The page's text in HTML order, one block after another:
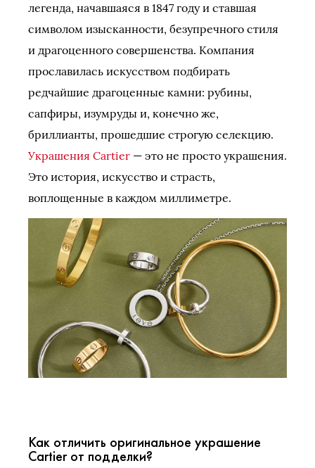
легенда, начавшаяся в 1847 году и ставшая
символом изысканности, безупречного стиля
и драгоценного совершенства. Компания
прославилась искусством подбирать
редчайшие драгоценные камни: рубины,
сапфиры, изумруды и, конечно же,
бриллианты, прошедшие строгую селекцию.
Украшения Cartier — это не просто украшения.
Это история, искусство и страсть,
воплощенные в каждом миллиметре.
Как отличить оригинальное украшение
Cartier от подделки?